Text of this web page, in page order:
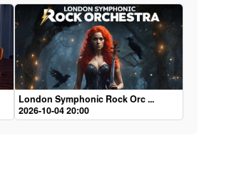
London Symphonic Rock Orc ...
2026-10-04 20:00